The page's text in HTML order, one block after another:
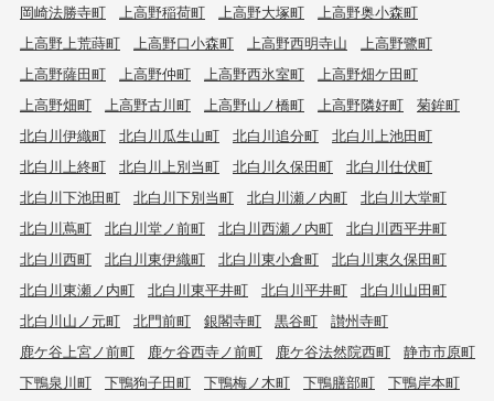
岡崎法勝寺町
上高野稲荷町 上高野大塚町
上高野奥小森町
上高野上荒蒔町
上高野口小森町 上高野西明寺山
上高野鷺町
上高野薩田町
上高野仲町 上高野西氷室町
上高野畑ケ田町
上高野畑町
上高野古川町 上高野山ノ橋町 上高野隣好町
菊鉾町
北白川伊織町
北白川瓜生山町 北白川追分町
北白川上池田町
北白川上終町
北白川上別当町 北白川久保田町
北白川仕伏町
北白川下池田町
北白川下別当町 北白川瀬ノ内町
北白川大堂町
北白川蔦町
北白川堂ノ前町 北白川西瀬ノ内町
北白川西平井町
北白川西町
北白川東伊織町 北白川東小倉町
北白川東久保田町
北白川東瀬ノ内町
北白川東平井町 北白川平井町
北白川山田町
北白川山ノ元町
北門前町 銀閣寺町 黒谷町
讃州寺町
鹿ケ谷上宮ノ前町
鹿ケ谷西寺ノ前町 鹿ケ谷法然院西町
静市市原町
下鴨泉川町
下鴨狗子田町 下鴨梅ノ木町 下鴨膳部町
下鴨岸本町